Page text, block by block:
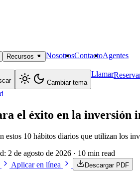
Recursos NosotrosContactoAgentes
Cambiar tema
Llamar
el éxito en la inversión
estos 10 hábitos diarios que utilizan los
2 de agosto de 2026 · 10 min read
Aplicar en línea Descargar PDF